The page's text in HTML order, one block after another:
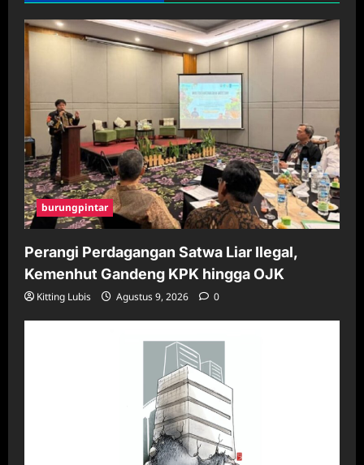
burungpintar
Perangi Perdagangan Satwa Liar Ilegal,
Kemenhut Gandeng KPK hingga OJK
Kitting Lubis Agustus 9, 2026 0